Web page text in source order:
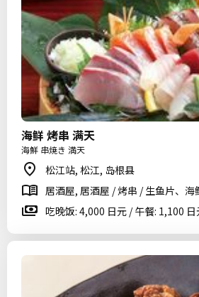
海鲜 烤串 满天
海鮮 串焼き 満天
松江站, 松江, 岛根县
居酒屋, 居酒屋 / 烤串 / 生鱼片、海
吃晚饭: 4,000 日元 / 午餐: 1,100 日